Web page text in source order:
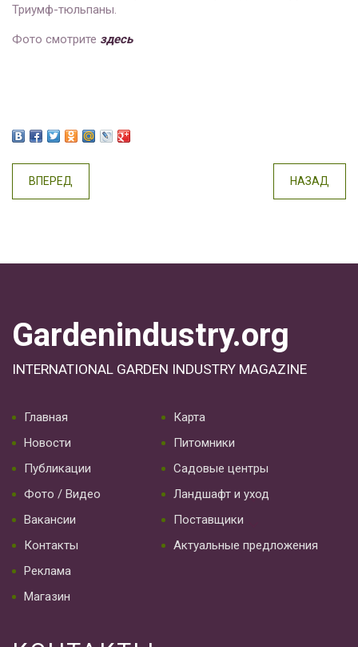
Триумф-тюльпаны.
Фото смотрите здесь
ВПЕРЕД НАЗАД
Gardenindustry.org
INTERNATIONAL GARDEN INDUSTRY MAGAZINE
Главная
Новости
Публикации
Фото / Видео
Вакансии
Контакты
Реклама
Магазин
Карта
Питомники
Садовые центры
Ландшафт и уход
Поставщики
Актуальные предложения